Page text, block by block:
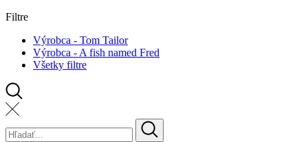
Filtre
Výrobca - Tom Tailor
Výrobca - A fish named Fred
Všetky filtre